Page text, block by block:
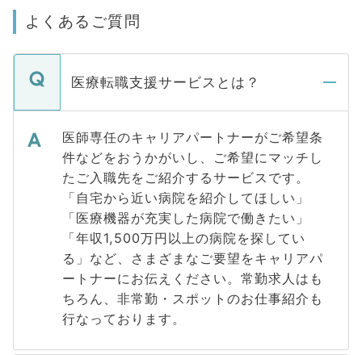
よくあるご質問
医療転職支援サービスとは？
医師専任のキャリアパートナーがご希望条
件などをおうかがいし、ご希望にマッチし
たご入職先をご紹介するサービスです。
「自宅から近い病院を紹介してほしい」
「医療機器が充実した病院で働きたい」
「年収1,500万円以上の病院を探してい
る」など、さまざまなご要望をキャリアパ
ートナーにお伝えください。常勤求人はも
ちろん、非常勤・スポットのお仕事紹介も
行なっております。